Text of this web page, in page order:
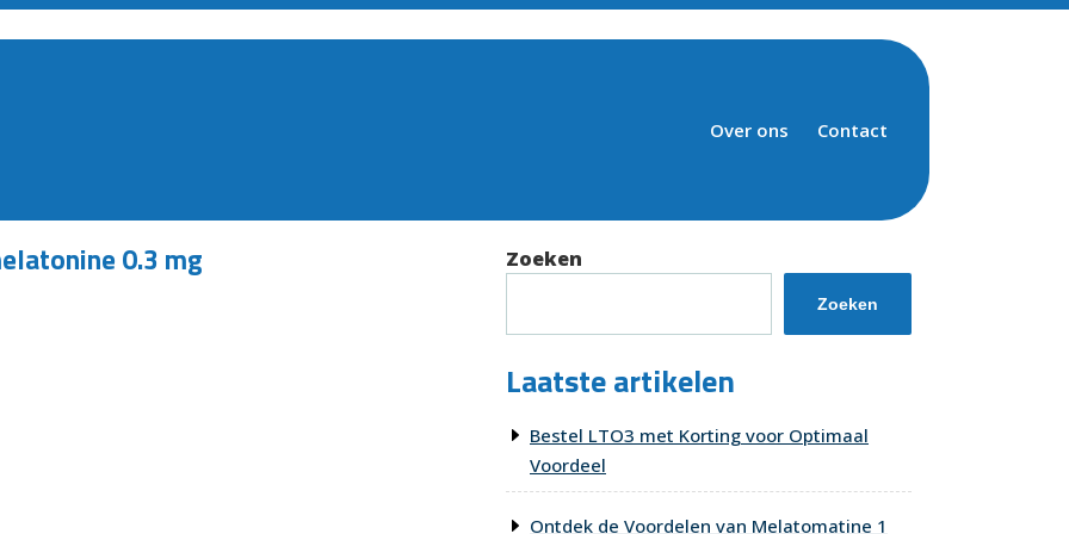
Over ons Contact
0.3 mg Zoeken
Zoeken
Laatste artikelen
Bestel LTO3 met Korting voor Optimaal
Voordeel
Ontdek de Voordelen van Melatomatine 1